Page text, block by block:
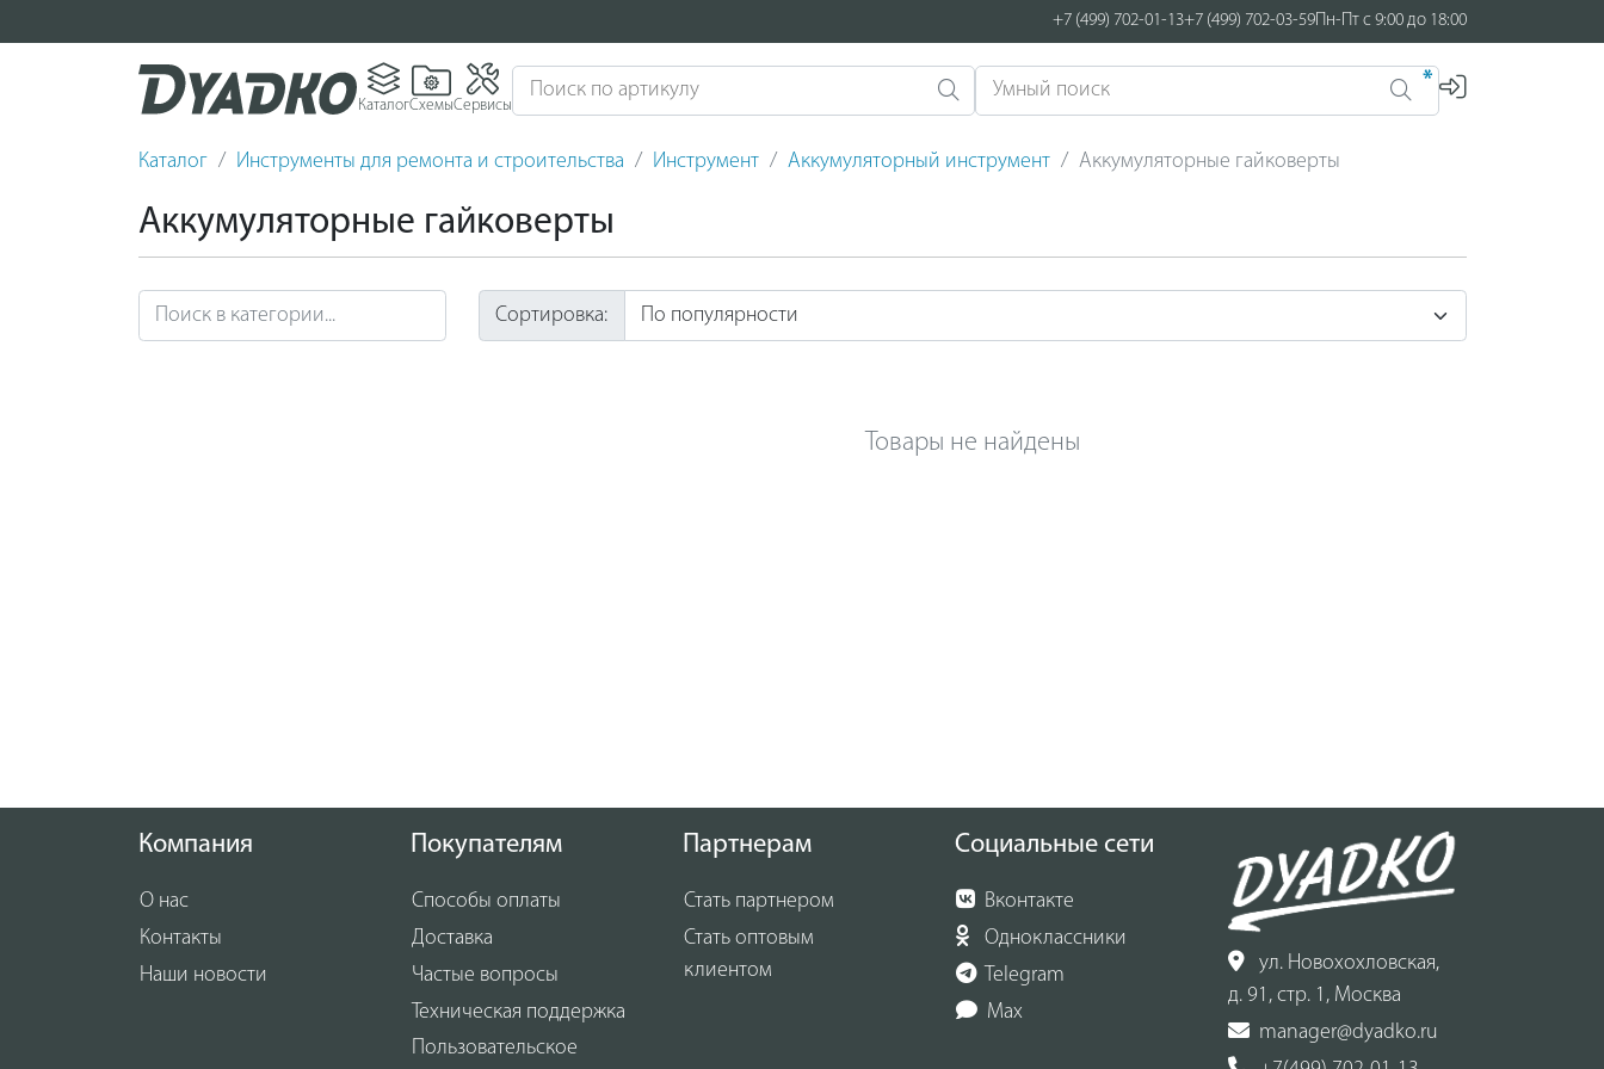
+7 (499) 702-01-13+7 (499) 702-03-59Пн-Пт с 9:00 до 18:00
КаталогСхемыСервисы
*
Каталог Инструменты для ремонта и строительства Инструмент Аккумуляторный инструмент Аккумуляторные гайковерты
Аккумуляторные гайковерты
Сортировка:
Товары не найдены
Компания
О нас
Контакты
Наши новости
Покупателям
Способы оплаты
Доставка
Частые вопросы
Техническая поддержка
Пользовательское
Партнерам
Стать партнером
Стать оптовым
клиентом
Социальные сети
Вконтакте
Одноклассники
Telegram
Max
ул. Новохохловская,
д. 91, стр. 1, Москва
manager@dyadko.ru